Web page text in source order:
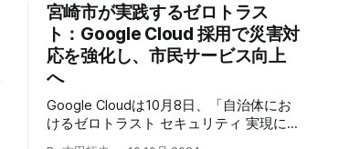
宮崎市が実践するゼロトラス
ト：Google Cloud 採用で災害対
応を強化し、市民サービス向上
へ
Google Cloudは10月8日、「自治体にお
けるゼロトラスト セキュリティ 実現に
向けて」と題した記者説明会を開催し、